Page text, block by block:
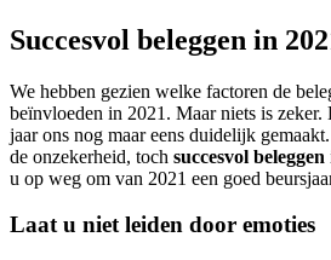
Succesvol beleggen in
We hebben gezien welke factoren de
beïnvloeden in 2021. Maar niets is zeker.
jaar ons nog maar eens duidelijk
de onzekerheid, toch succesvol beleggen
u op weg om van 2021 een goed
Laat u niet leiden door emoties